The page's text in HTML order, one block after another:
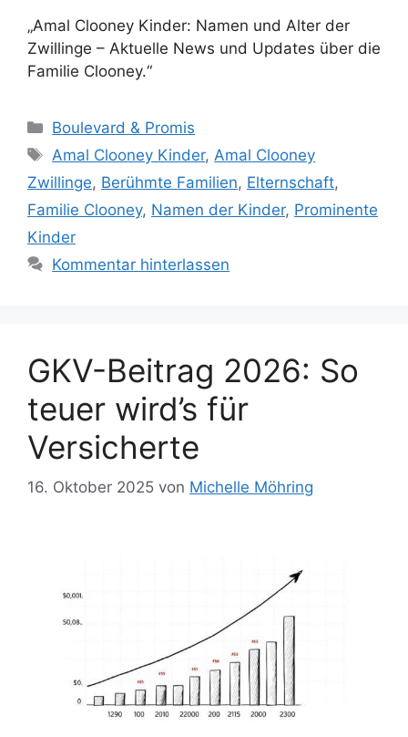
„Amal Clooney Kinder: Namen und Alter der
Zwillinge – Aktuelle News und Updates über die
Familie Clooney.“
Kategorien
Boulevard & Promis
Schlagwörter
Amal Clooney Kinder, Amal Clooney
Zwillinge, Berühmte Familien, Elternschaft,
Familie Clooney, Namen der Kinder, Prominente
Kinder
Kommentar hinterlassen
GKV-Beitrag 2026: So
teuer wird’s für
Versicherte
16. Oktober 2025 von Michelle Möhring